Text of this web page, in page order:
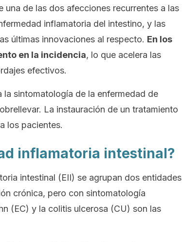
una de las dos afecciones recurrentes a las
inflamatoria del intestino, y las
últimas innovaciones al respecto. En los
en la incidencia, lo que acelera las
efectivos.
sintomatología de la enfermedad de
La instauración de un tratamiento
los pacientes.
inflamatoria intestinal?
intestinal (EII) se agrupan dos entidades
crónica, pero con sintomatología
(EC) y la colitis ulcerosa (CU) son las